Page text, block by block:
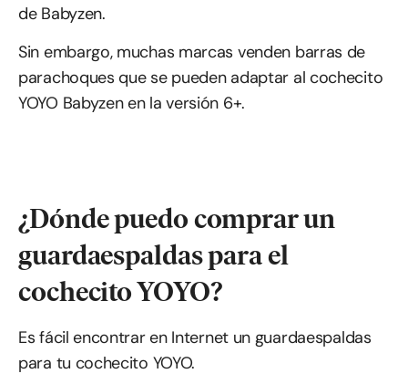
de Babyzen.
Sin embargo, muchas marcas venden barras de
parachoques que se pueden adaptar al cochecito
YOYO Babyzen en la versión 6+.
¿Dónde puedo comprar un
guardaespaldas para el
cochecito YOYO?
Es fácil encontrar en Internet un guardaespaldas
para tu cochecito YOYO.